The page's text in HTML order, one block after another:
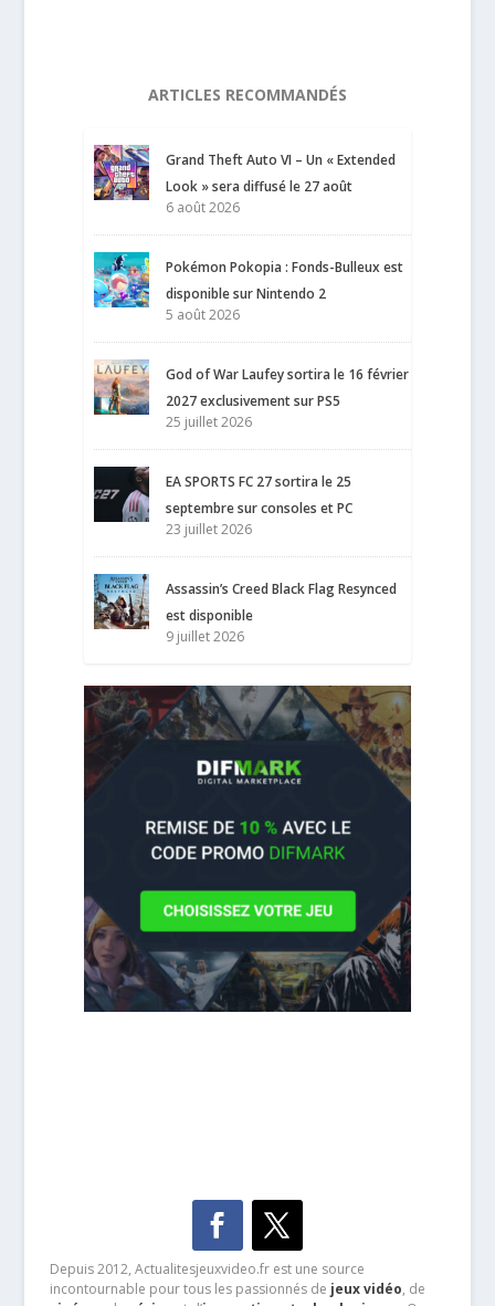
ARTICLES RECOMMANDÉS
Grand Theft Auto VI – Un « Extended
Look » sera diffusé le 27 août
6 août 2026
Pokémon Pokopia : Fonds-Bulleux est
disponible sur Nintendo 2
5 août 2026
God of War Laufey sortira le 16 février
2027 exclusivement sur PS5
25 juillet 2026
EA SPORTS FC 27 sortira le 25
septembre sur consoles et PC
23 juillet 2026
Assassin’s Creed Black Flag Resynced
est disponible
9 juillet 2026
Depuis 2012, Actualitesjeuxvideo.fr est une source
incontournable pour tous les passionnés de jeux vidéo, de